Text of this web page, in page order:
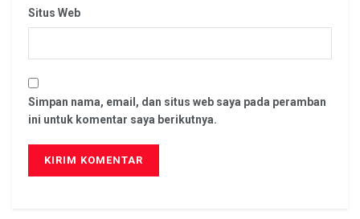
Situs Web
Simpan nama, email, dan situs web saya pada peramban
ini untuk komentar saya berikutnya.